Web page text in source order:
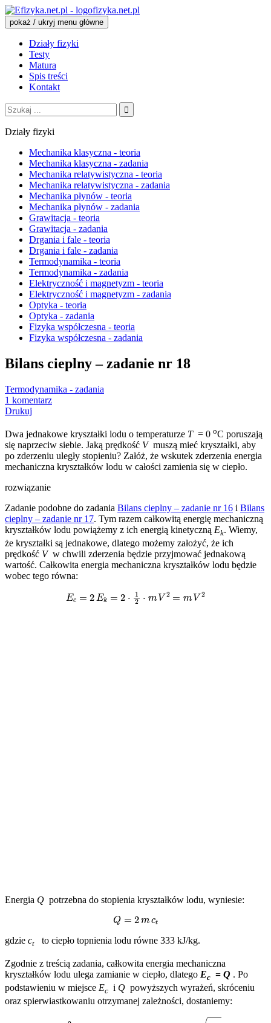
fizyka.net.pl
pokaż / ukryj menu główne
Działy fizyki
Testy
Matura
Spis treści
Kontakt
Szukaj:
Działy fizyki
Mechanika klasyczna - teoria
Mechanika klasyczna - zadania
Mechanika relatywistyczna - teoria
Mechanika relatywistyczna - zadania
Mechanika płynów - teoria
Mechanika płynów - zadania
Grawitacja - teoria
Grawitacja - zadania
Drgania i fale - teoria
Drgania i fale - zadania
Termodynamika - teoria
Termodynamika - zadania
Elektryczność i magnetyzm - teoria
Elektryczność i magnetyzm - zadania
Optyka - teoria
Optyka - zadania
Fizyka współczesna - teoria
Fizyka współczesna - zadania
Bilans cieplny – zadanie nr 18
Termodynamika - zadania
1 komentarz
Drukuj
Dwa jednakowe kryształki lodu o temperaturze T= 0 oC poruszają
się naprzeciw siebie. Jaką prędkość Vmuszą mieć kryształki, aby
po zderzeniu uległy stopieniu? Załóż, że wskutek zderzenia energia
mechaniczna kryształków lodu w całości zamienia się w ciepło.
rozwiązanie
Zadanie podobne do zadania Bilans cieplny – zadanie nr 16 i Bilans
cieplny – zadanie nr 17. Tym razem całkowitą energię mechaniczną
kryształków lodu powiążemy z ich energią kinetyczną Ek. Wiemy,
że kryształki są jednakowe, dlatego możemy założyć, że ich
prędkość Vw chwili zderzenia będzie przyjmować jednakową
wartość. Całkowita energia mechaniczna kryształków lodu będzie
wobec tego równa:
c= 2E 2 2 2=m
Energia Q potrzebna do stopienia kryształków lodu, wyniesie:
Q 2mc t
gdzie ct to ciepło topnienia lodu równe 333 kJ/kg.
Zgodnie z treścią zadania, całkowita energia mechaniczna
kryształków lodu ulega zamianie w ciepło, dlatego Ec = Q . Po
podstawieniu w miejsce Ec i Q powyższych wyrażeń, skróceniu
oraz spierwiastkowaniu otrzymanej zależności, dostaniemy: